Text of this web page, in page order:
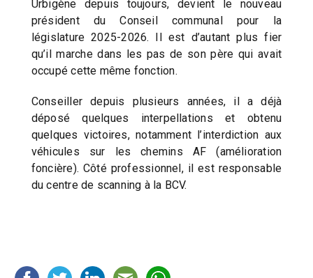
Urbigène depuis toujours, devient le nouveau
président du Conseil communal pour la
législature 2025-2026. Il est d’autant plus fier
qu’il marche dans les pas de son père qui avait
occupé cette même fonction.
Conseiller depuis plusieurs années, il a déjà
déposé quelques interpellations et obtenu
quelques victoires, notamment l’interdiction aux
véhicules sur les chemins AF (amélioration
foncière). Côté professionnel, il est responsable
du centre de scanning à la BCV.